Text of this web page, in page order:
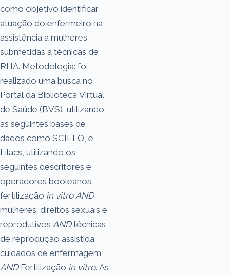
como objetivo identificar
atuação do enfermeiro na
assistência a mulheres
submetidas a técnicas de
RHA. Metodologia: foi
realizado uma busca no
Portal da Biblioteca Virtual
de Saúde (BVS), utilizando
as seguintes bases de
dados como SCIELO, e
Lilacs, utilizando os
seguintes descritores e
operadores booleanos:
fertilização in vitro AND
mulheres; direitos sexuais e
reprodutivos ANDtécnicas
de reprodução assistida;
cuidados de enfermagem
ANDFertilização in vitro. As